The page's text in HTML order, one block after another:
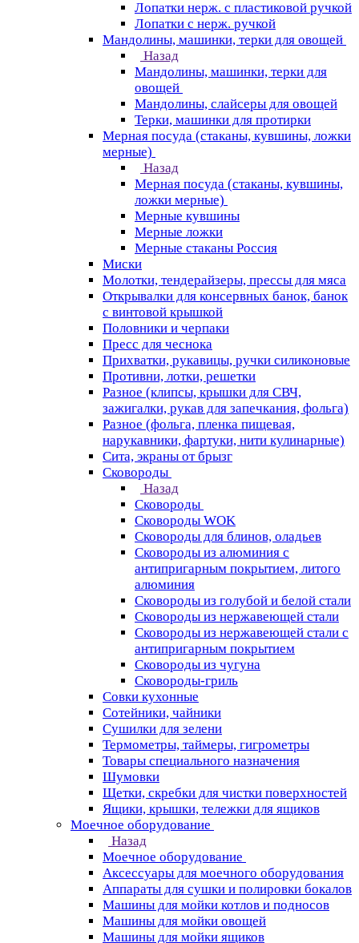
Лопатки нерж. с пластиковой ручкой
Лопатки с нерж. ручкой
Мандолины, машинки, терки для овощей
Назад
Мандолины, машинки, терки для
овощей
Мандолины, слайсеры для овощей
Терки, машинки для протирки
Мерная посуда (стаканы, кувшины, ложки
мерные)
Назад
Мерная посуда (стаканы, кувшины,
ложки мерные)
Мерные кувшины
Мерные ложки
Мерные стаканы Россия
Миски
Молотки, тендерайзеры, прессы для мяса
Открывалки для консервных банок, банок
с винтовой крышкой
Половники и черпаки
Пресс для чеснока
Прихватки, рукавицы, ручки силиконовые
Противни, лотки, решетки
Разное (клипсы, крышки для СВЧ,
зажигалки, рукав для запечкания, фольга)
Разное (фольга, пленка пищевая,
нарукавники, фартуки, нити кулинарные)
Сита, экраны от брызг
Сковороды
Назад
Сковороды
Сковороды WOK
Сковороды для блинов, оладьев
Сковороды из алюминия с
антипригарным покрытием, литого
алюминия
Сковороды из голубой и белой стали
Сковороды из нержавеющей стали
Сковороды из нержавеющей стали с
антипригарным покрытием
Сковороды из чугуна
Сковороды-гриль
Совки кухонные
Сотейники, чайники
Сушилки для зелени
Термометры, таймеры, гигрометры
Товары специального назначения
Шумовки
Щетки, скребки для чистки поверхностей
Ящики, крышки, тележки для ящиков
Моечное оборудование
Назад
Моечное оборудование
Аксессуары для моечного оборудования
Аппараты для сушки и полировки бокалов
Машины для мойки котлов и подносов
Машины для мойки овощей
Машины для мойки ящиков